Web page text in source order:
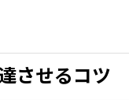
させるコツ